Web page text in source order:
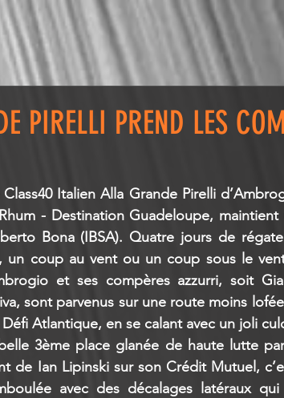
PIRELLI PREND LES
Italien Alla Grande Pirelli
- Destination Guadeloupe,
Bona (IBSA). Quatre jours de
un coup au vent ou un coup sous le
et ses compères azzurri, soit
sont parvenus sur une route moins
Atlantique, en se calant avec un joli
3ème place glanée de haute lutte
de Ian Lipinski sur son Crédit Mutuel,
avec des décalages latéraux